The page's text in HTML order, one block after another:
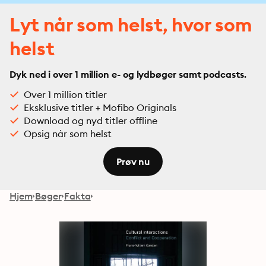
Lyt når som helst, hvor som
helst
Dyk ned i over 1 million e- og lydbøger samt podcasts.
Over 1 million titler
Eksklusive titler + Mofibo Originals
Download og nyd titler offline
Opsig når som helst
Prøv nu
Hjem Bøger Fakta